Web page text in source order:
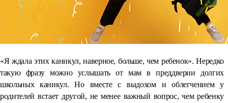
«Я ждала этих каникул, наверное, больше, чем ребенок». Нередко
такую фразу можно услышать от мам в преддверии долгих
школьных каникул. Но вместе с выдохом и облегчением у
родителей встает другой, не менее важный вопрос, чем ребенку